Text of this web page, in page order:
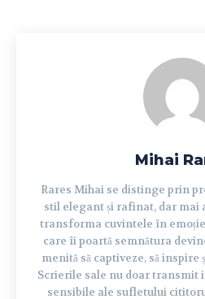
Mihai
Rares Mihai se distinge prin
stil elegant și rafinat, dar mai
transforma cuvintele în
care îi poartă semnătura
menită să captiveze, să inspire
Scrierile sale nu doar transmit
sensibile ale sufletului